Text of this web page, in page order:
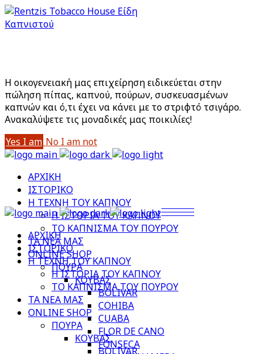
Είστε άνω των 18;
Η οικογενειακή μας επιχείρηση ειδικεύεται στην
πώληση πίπας, καπνού, πούρων, συσκευασμένων
καπνών και ό,τι έχει να κάνει με το στριφτό τσιγάρο.
Aνακαλύψετε τις μοναδικές μας ποικιλίες!
Yes I am No I am not
ΑΡΧΙΚΗ
ΙΣΤΟΡΙΚΟ
Η ΤΕΧΝΗ ΤΟΥ ΚΑΠΝΟΥ
Η ΙΣΤΟΡΙΑ ΤΟΥ ΚΑΠΝΟΥ
ΤΟ ΚΑΠΝΙΣΜΑ ΤΟΥ ΠΟΥΡΟΥ
ΤΑ ΝΕΑ ΜΑΣ
ONLINE SHOP
ΠΟΥΡΑ
ΚΟΥΒΑΣ
BOLIVAR
COHIBA
CUABA
FLOR DE CANO
FONSECA
ΑΡΧΙΚΗ
ΙΣΤΟΡΙΚΟ
Η ΤΕΧΝΗ ΤΟΥ ΚΑΠΝΟΥ
Η ΙΣΤΟΡΙΑ ΤΟΥ ΚΑΠΝΟΥ
ΤΟ ΚΑΠΝΙΣΜΑ ΤΟΥ ΠΟΥΡΟΥ
ΤΑ ΝΕΑ ΜΑΣ
ONLINE SHOP
ΠΟΥΡΑ
ΚΟΥΒΑΣ
BOLIVAR